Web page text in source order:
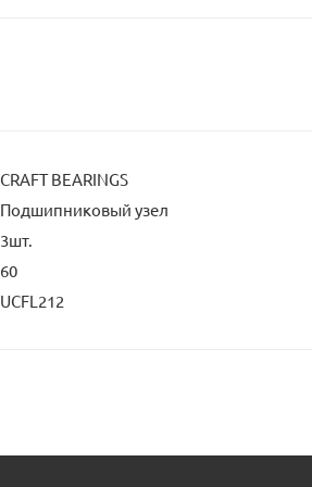
CRAFT BEARINGS
Подшипниковый узел
3шт.
60
UCFL212